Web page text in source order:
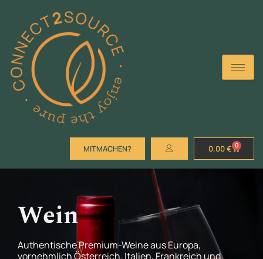
MITMACHEN? 0,00€ 0
Wein
Authentische Premium-Weine aus Europa,
vornehmlich Österreich, Italien, Frankreich und